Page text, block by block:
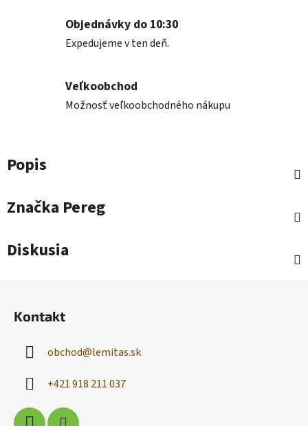
Objednávky do 10:30
Expedujeme v ten deň.
Veľkoobchod
Možnosť veľkoobchodného nákupu
Popis
Značka Pereg
Diskusia
Kontakt
obchod@lemitas.sk
+421 918 211 037